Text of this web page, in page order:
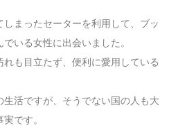
まったセーターを利用して、ブッ
いる女性に出会いました。
も目立たず、便利に愛用している
活ですが、そうでない国の人も大
です。